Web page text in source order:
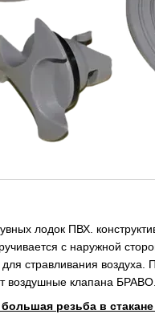
лодок ПВХ.
с наружной
стравливания воздуха.
воздушные клапана БРАВО.
резьба в стакане